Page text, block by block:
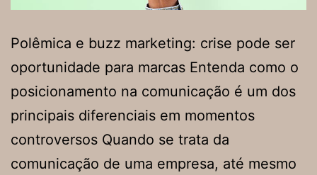
Polêmica e buzz marketing: crise pode ser
oportunidade para marcas Entenda como o
posicionamento na comunicação é um dos
principais diferenciais em momentos
controversos Quando se trata da
comunicação de uma empresa, até mesmo